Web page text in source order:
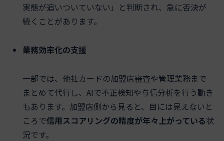
実態が追いついていない」と判断され、急に否決が
続くことがあります。
業務効率化の支援
一部では、他社カードの加盟店審査や管理業務まで
まとめて代行し、AIで不正検知や与信分析を行う動き
もあります。加盟店側から見ると、目には見えないと
ころで信用スコアリングの精度が年々上がっている状
況です。